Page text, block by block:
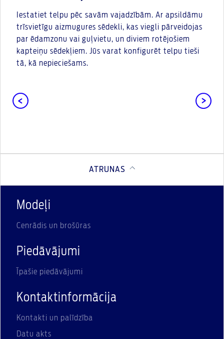
Iestatiet telpu pēc savām vajadzībām. Ar apsildāmu
trīsvietīgu aizmugures sēdekli, kas viegli pārveidojas
par ēdamzonu vai guļvietu, un diviem rotējošiem
kapteiņu sēdekļiem. Jūs varat konfigurēt telpu tieši
tā, kā nepieciešams.
ATRUNAS
Modeļi
Cenrādis un brošūras
Piedāvājumi
Īpašie piedāvājumi
Kontaktinformācija
Kontakti un palīdzība
Datu akts